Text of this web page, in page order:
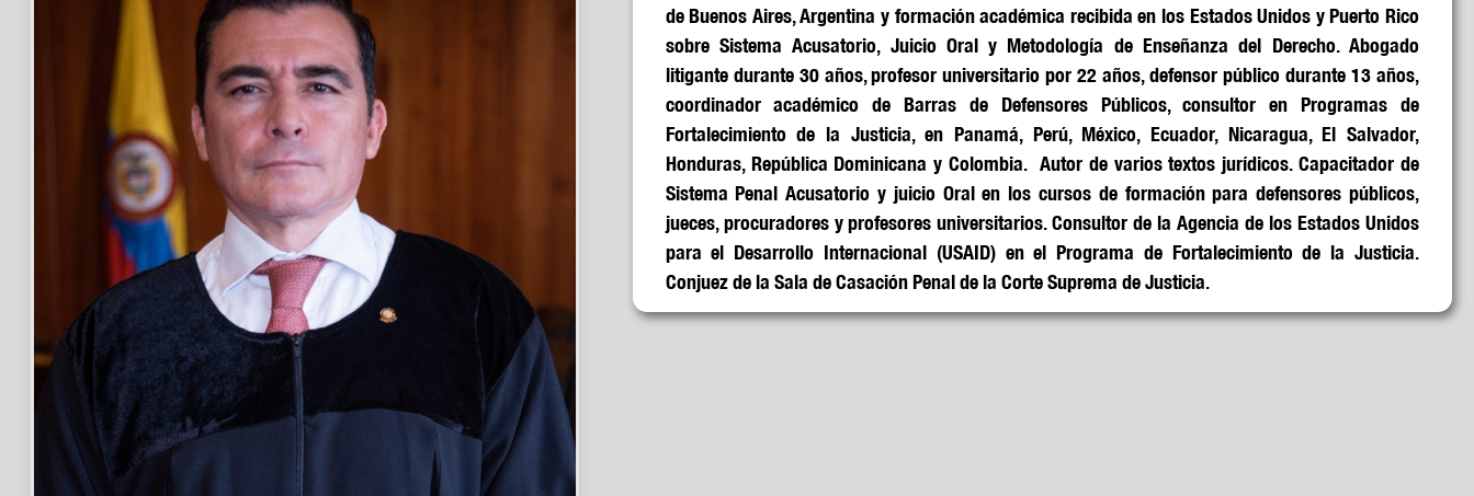
de Buenos Aires, Argentina y formación académica recibida en los Estados Unidos y Puerto Rico
sobre Sistema Acusatorio, Juicio Oral y Metodología de Enseñanza del Derecho. Abogado
litigante durante 30 años, profesor universitario por 22 años, defensor público durante 13 años,
coordinador académico de Barras de Defensores Públicos, consultor en Programas de
Fortalecimiento de la Justicia, en Panamá, Perú, México, Ecuador, Nicaragua, El Salvador,
Honduras, República Dominicana y Colombia. Autor de varios textos jurídicos. Capacitador de
Sistema Penal Acusatorio y juicio Oral en los cursos de formación para defensores públicos,
jueces, procuradores y profesores universitarios. Consultor de la Agencia de los Estados Unidos
para el Desarrollo Internacional (USAID) en el Programa de Fortalecimiento de la Justicia.
Conjuez de la Sala de Casación Penal de la Corte Suprema de Justicia.